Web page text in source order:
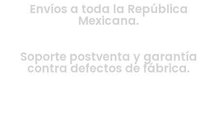
Envíos a toda la República
Mexicana.
Soporte postventa y garantía
contra defectos de fábrica.